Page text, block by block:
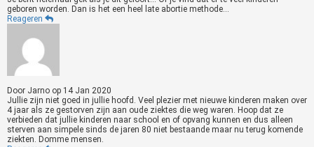
geboren worden. Dan is het een heel late abortie methode...
Reageren
Door Jarno op 14 Jan 2020
Jullie zijn niet goed in jullie hoofd. Veel plezier met nieuwe kinderen maken over
4 jaar als ze gestorven zijn aan oude ziektes die weg waren. Hoop dat ze
verbieden dat jullie kinderen naar school en of opvang kunnen en dus alleen
sterven aan simpele sinds de jaren 80 niet bestaande maar nu terug komende
ziekten. Domme mensen.